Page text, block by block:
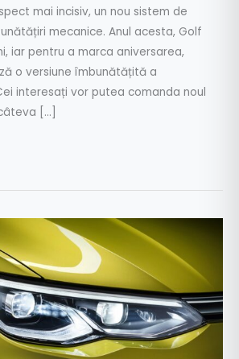
mai incisiv, un nou sistem de
mecanice. Anul acesta, Golf
iar pentru a marca aniversarea,
o versiune îmbunătățită a
interesați vor putea comanda noul
[…]